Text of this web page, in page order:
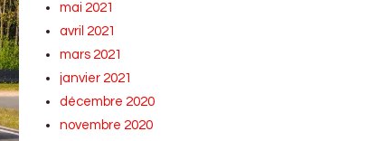
mai 2021
avril 2021
mars 2021
janvier 2021
décembre 2020
novembre 2020